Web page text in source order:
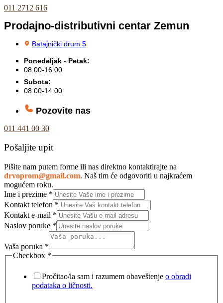
011 2712 616
Prodajno-distributivni centar Zemun
Batajnički drum 5
Ponedeljak - Petak:
08:00-16:00
Subota:
08:00-14:00
Pozovite nas
011 441 00 30
Pošaljite upit
Pišite nam putem forme ili nas direktno kontaktirajte na
drvoprom@gmail.com. Naš tim će odgovoriti u najkraćem
mogućem roku.
Ime i prezime *
Kontakt telefon *
Kontakt e-mail *
Naslov poruke *
Vaša poruka *
Checkbox *
Pročitao/la sam i razumem obaveštenje o obradi
podataka o ličnosti.